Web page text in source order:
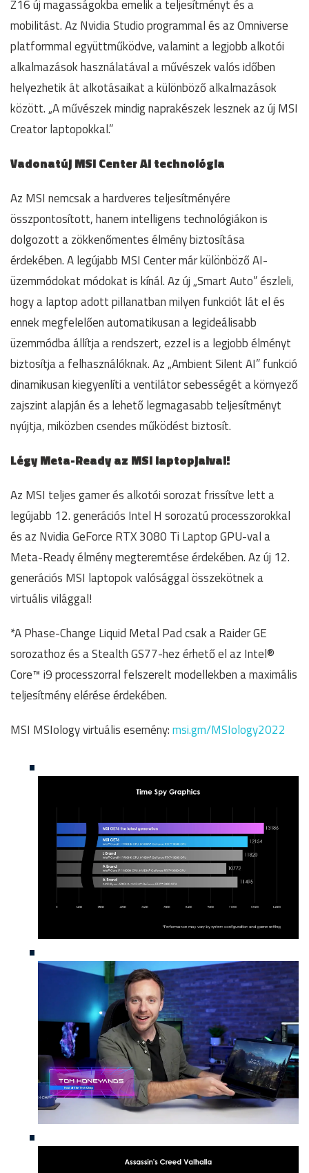
Z16 új magasságokba emelik a teljesítményt és a
mobilitást. Az Nvidia Studio programmal és az Omniverse
platformmal együttműködve, valamint a legjobb alkotói
alkalmazások használatával a művészek valós időben
helyezhetik át alkotásaikat a különböző alkalmazások
között. „A művészek mindig naprakészek lesznek az új MSI
Creator laptopokkal.”
Vadonatúj MSI Center AI technológia
Az MSI nemcsak a hardveres teljesítményére
összpontosított, hanem intelligens technológiákon is
dolgozott a zökkenőmentes élmény biztosítása
érdekében. A legújabb MSI Center már különböző AI-
üzemmódokat módokat is kínál. Az új „Smart Auto” észleli,
hogy a laptop adott pillanatban milyen funkciót lát el és
ennek megfelelően automatikusan a legideálisabb
üzemmódba állítja a rendszert, ezzel is a legjobb élményt
biztosítja a felhasználóknak. Az „Ambient Silent AI” funkció
dinamikusan kiegyenlíti a ventilátor sebességét a környező
zajszint alapján és a lehető legmagasabb teljesítményt
nyújtja, miközben csendes működést biztosít.
Légy Meta-Ready az MSI laptopjaival!
Az MSI teljes gamer és alkotói sorozat frissítve lett a
legújabb 12. generációs Intel H sorozatú processzorokkal
és az Nvidia GeForce RTX 3080 Ti Laptop GPU-val a
Meta-Ready élmény megteremtése érdekében. Az új 12.
generációs MSI laptopok valósággal összekötnek a
virtuális világgal!
*A Phase-Change Liquid Metal Pad csak a Raider GE
sorozathoz és a Stealth GS77-hez érhető el az Intel®
Core™ i9 processzorral felszerelt modellekben a maximális
teljesítmény elérése érdekében.
MSI MSIology virtuális esemény:msi.gm/MSIology2022